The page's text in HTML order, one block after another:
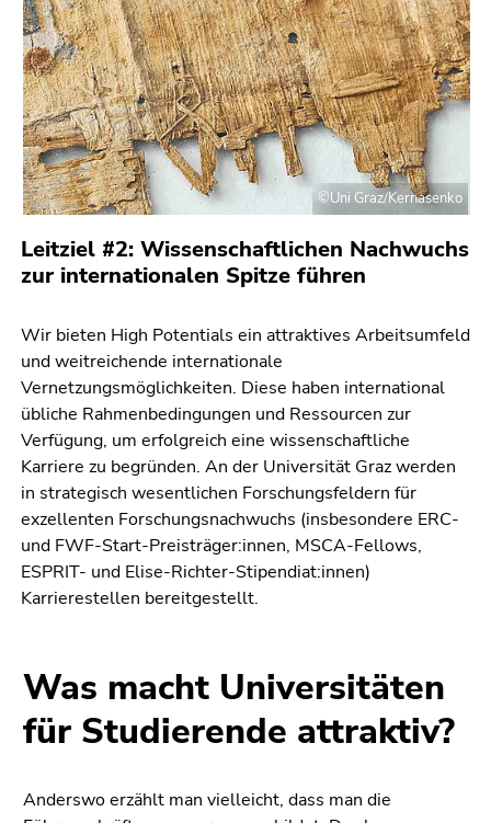
©Uni Graz/Kernasenko
Leitziel #2: Wissenschaftlichen Nachwuchs
zur internationalen Spitze führen
Wir bieten High Potentials ein attraktives Arbeitsumfeld
und weitreichende internationale
Vernetzungsmöglichkeiten. Diese haben international
übliche Rahmenbedingungen und Ressourcen zur
Verfügung, um erfolgreich eine wissenschaftliche
Karriere zu begründen. An der Universität Graz werden
in strategisch wesentlichen Forschungsfeldern für
exzellenten Forschungsnachwuchs (insbesondere ERC-
und FWF-Start-Preisträger:innen, MSCA-Fellows,
ESPRIT- und Elise-Richter-Stipendiat:innen)
Karrierestellen bereitgestellt.
Was macht Universitäten
für Studierende attraktiv?
Anderswo erzählt man vielleicht, dass man die